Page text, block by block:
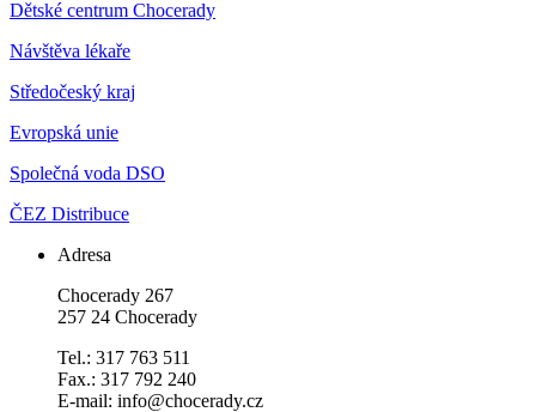
Dětské centrum Chocerady
Návštěva lékaře
Středočeský kraj
Evropská unie
Společná voda DSO
ČEZ Distribuce
Adresa
Chocerady 267
257 24 Chocerady
Tel.: 317 763 511
Fax.: 317 792 240
E-mail: info@chocerady.cz